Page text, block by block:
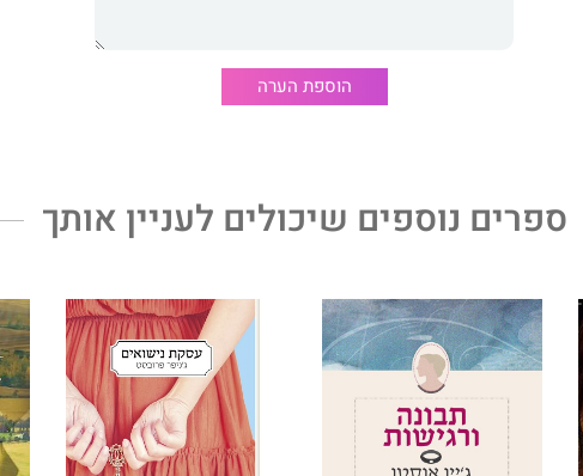
הוספת הערה
ספרים נוספים שיכולים לעניין אותך